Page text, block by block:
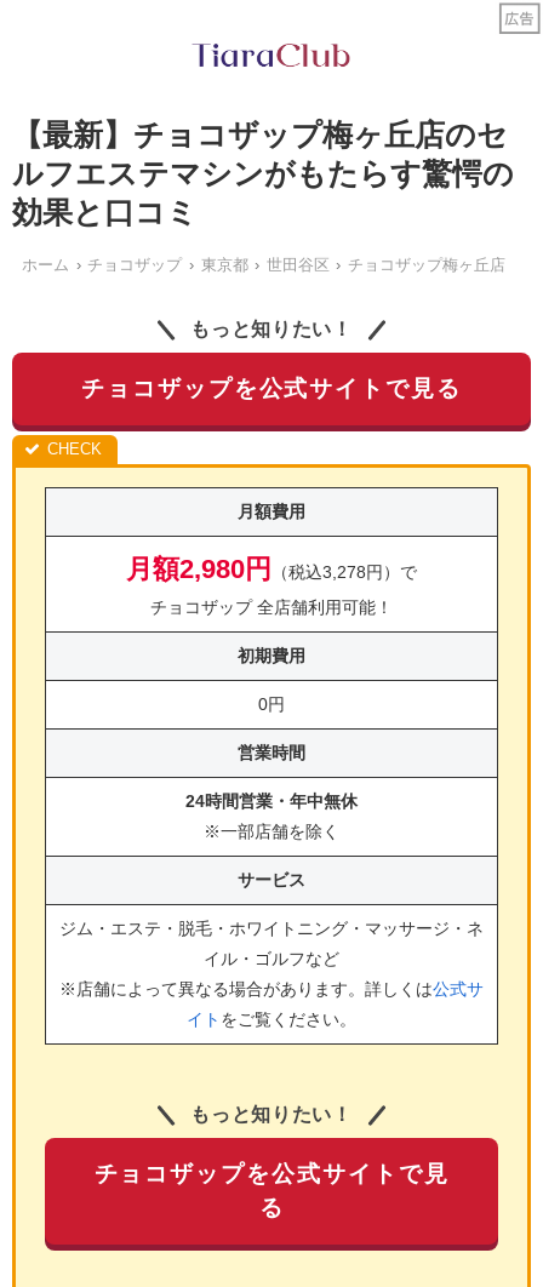
【最新】チョコザップ梅ヶ丘店のセ
ルフエステマシンがもたらす驚愕の
効果と口コミ
ホーム チョコザップ 東京都 世田谷区 チョコザップ梅ヶ丘店
もっと知りたい！
チョコザップを公式サイトで見る
月額費用
月額2,980円
（税込3,278円）で
チョコザップ 全店舗利用可能！
初期費用
0円
営業時間
24時間営業・年中無休
※一部店舗を除く
サービス
ジム・エステ・脱毛・ホワイトニング・マッサージ・ネ
イル・ゴルフなど
※店舗によって異なる場合があります。詳しくは公式サ
イト をご覧ください。
もっと知りたい！
チョコザップを公式サイトで見
る